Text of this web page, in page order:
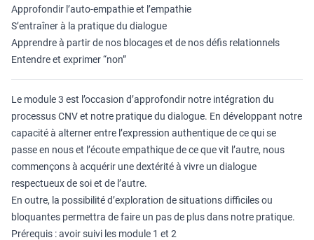
Approfondir l’auto-empathie et l’empathie
S’entraîner à la pratique du dialogue
Apprendre à partir de nos blocages et de nos défis relationnels
Entendre et exprimer “non”
Le module 3 est l’occasion d’approfondir notre intégration du
processus CNV et notre pratique du dialogue. En développant notre
capacité à alterner entre l’expression authentique de ce qui se
passe en nous et l’écoute empathique de ce que vit l’autre, nous
commençons à acquérir une dextérité à vivre un dialogue
respectueux de soi et de l’autre.
En outre, la possibilité d’exploration de situations difficiles ou
bloquantes permettra de faire un pas de plus dans notre pratique.
Prérequis : avoir suivi les module 1 et 2